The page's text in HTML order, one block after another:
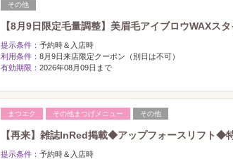
その他
【8月9日限定毛量調整】美眉毛アイブロウWAXス
提示条件： 予約時＆入店時
利用条件： 8月9日来店限定クーポン（別日は不可）
有効期限： 2026年08月09日まで
まつエク その他まつげメニュー その他
【再来】雑誌InRed掲載◆アップフォースリフト◆
提示条件： 予約時＆入店時